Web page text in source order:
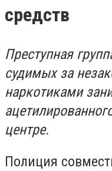
средств
Преступная
судимых за
наркотиками
центре.
Полиция